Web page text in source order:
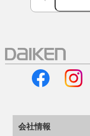
会社情報